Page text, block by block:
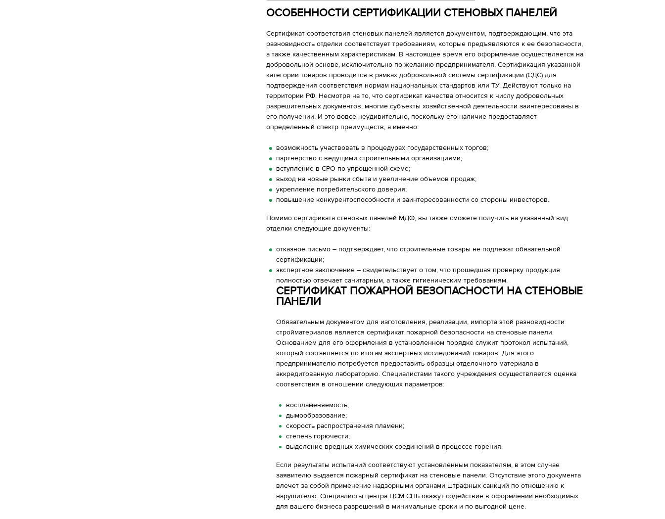
ОСОБЕННОСТИ СЕРТИФИКАЦИИ СТЕНОВЫХ ПАНЕЛЕЙ
Сертификат соответствия стеновых панелей является документом, подтверждающим, что эта
разновидность отделки соответствует требованиям, которые предъявляются к ее безопасности,
а также качественным характеристикам. В настоящее время его оформление осуществляется на
добровольной основе, исключительно по желанию предпринимателя. Сертификация указанной
категории товаров проводится в рамках добровольной системы сертификации (СДС) для
подтверждения соответствия нормам национальных стандартов или ТУ. Действуют только на
территории РФ. Несмотря на то, что сертификат качества относится к числу добровольных
разрешительных документов, многие субъекты хозяйственной деятельности заинтересованы в
его получении. И это вовсе неудивительно, поскольку его наличие предоставляет
определенный спектр преимуществ, а именно:
возможность участвовать в процедурах государственных торгов;
партнерство с ведущими строительными организациями;
вступление в СРО по упрощенной схеме;
выход на новые рынки сбыта и увеличение объемов продаж;
укрепление потребительского доверия;
повышение конкурентоспособности и заинтересованности со стороны инвесторов.
Помимо сертификата стеновых панелей МДФ, вы также сможете получить на указанный вид
отделки следующие документы:
отказное письмо – подтверждает, что строительные товары не подлежат обязательной
сертификации;
экспертное заключение – свидетельствует о том, что прошедшая проверку продукция
полностью отвечает санитарным, а также гигиеническим требованиям.
СЕРТИФИКАТ ПОЖАРНОЙ БЕЗОПАСНОСТИ НА СТЕНОВЫЕ
ПАНЕЛИ
Обязательным документом для изготовления, реализации, импорта этой разновидности
стройматериалов является сертификат пожарной безопасности на стеновые панели.
Основанием для его оформления в установленном порядке служит протокол испытаний,
который составляется по итогам экспертных исследований товаров. Для этого
предпринимателю потребуется предоставить образцы отделочного материала в
аккредитованную лабораторию. Специалистами такого учреждения осуществляется оценка
соответствия в отношении следующих параметров:
воспламеняемость;
дымообразование;
скорость распространения пламени;
степень горючести;
выделение вредных химических соединений в процессе горения.
Если результаты испытаний соответствуют установленным показателям, в этом случае
заявителю выдается пожарный сертификат на стеновые панели. Отсутствие этого документа
влечет за собой применение надзорными органами штрафных санкций по отношению к
нарушителю. Специалисты центра ЦСМ СПБ окажут содействие в оформлении необходимых
для вашего бизнеса разрешений в минимальные сроки и по выгодной цене.